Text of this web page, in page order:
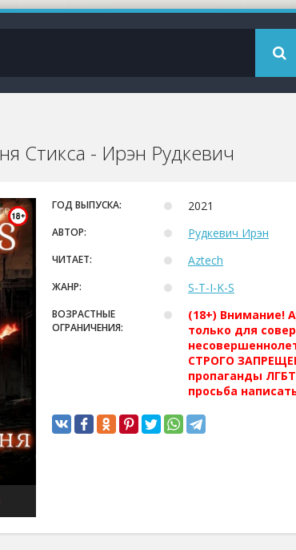
Стикса - Ирэн Рудкевич
ГОД ВЫПУСКА: 2021
АВТОР: Рудкевич Ирэн
ЧИТАЕТ: Aztech
ЖАНР: S-T-I-K-S
ВОЗРАСТНЫЕ
ОГРАНИЧЕНИЯ:
(18+) Внимание!
только для
СТРОГО
пропаганды
просьба